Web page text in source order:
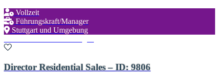
Vollzeit
Führungskraft/Manager
Stuttgart und Umgebung
Director Residential Sales – ID: 9806